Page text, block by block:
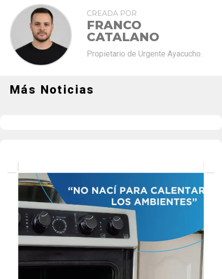
CREADA POR
FRANCO
CATALANO
Propietario de Urgente Ayacucho.
Más Noticias